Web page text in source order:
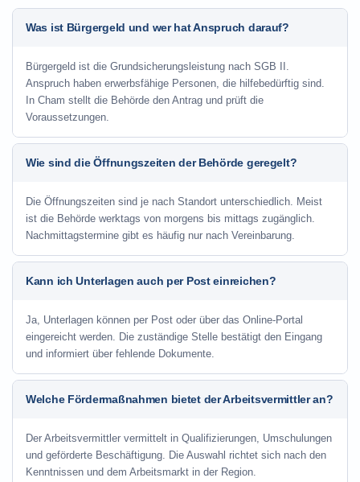
Was ist Bürgergeld und wer hat Anspruch darauf?
Bürgergeld ist die Grundsicherungsleistung nach SGB II.
Anspruch haben erwerbsfähige Personen, die hilfebedürftig sind.
In Cham stellt die Behörde den Antrag und prüft die
Voraussetzungen.
Wie sind die Öffnungszeiten der Behörde geregelt?
Die Öffnungszeiten sind je nach Standort unterschiedlich. Meist
ist die Behörde werktags von morgens bis mittags zugänglich.
Nachmittagstermine gibt es häufig nur nach Vereinbarung.
Kann ich Unterlagen auch per Post einreichen?
Ja, Unterlagen können per Post oder über das Online-Portal
eingereicht werden. Die zuständige Stelle bestätigt den Eingang
und informiert über fehlende Dokumente.
Welche Fördermaßnahmen bietet der Arbeitsvermittler an?
Der Arbeitsvermittler vermittelt in Qualifizierungen, Umschulungen
und geförderte Beschäftigung. Die Auswahl richtet sich nach den
Kenntnissen und dem Arbeitsmarkt in der Region.